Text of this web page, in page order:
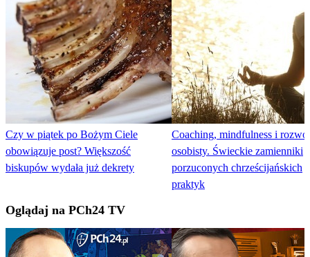
Czy w piątek po Bożym Ciele
obowiązuje post? Większość
biskupów wydała już dekrety
Coaching, mindfulness i rozwój
osobisty. Świeckie zamienniki
porzuconych chrześcijańskich
praktyk
Oglądaj na PCh24 TV